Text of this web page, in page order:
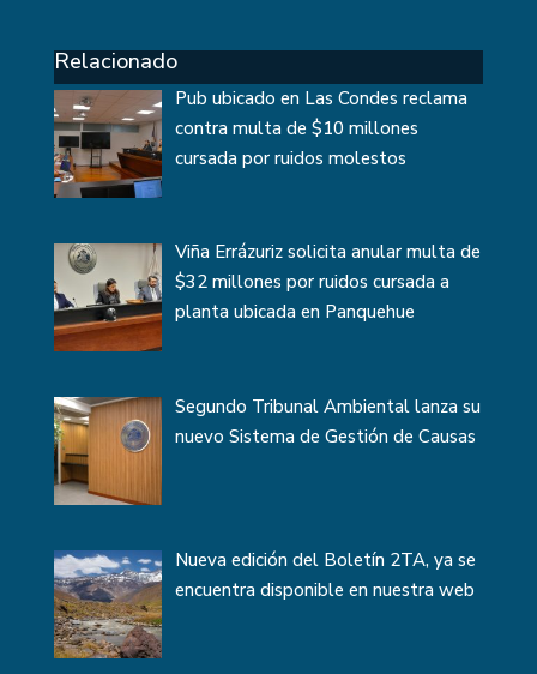
Relacionado
Pub ubicado en Las Condes reclama
contra multa de $10 millones
cursada por ruidos molestos
Viña Errázuriz solicita anular multa de
$32 millones por ruidos cursada a
planta ubicada en Panquehue
Segundo Tribunal Ambiental lanza su
nuevo Sistema de Gestión de Causas
Nueva edición del Boletín 2TA, ya se
encuentra disponible en nuestra web